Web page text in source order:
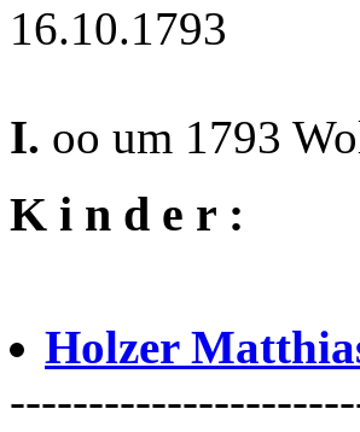
16.10.1793
I. oo um 1793
K i n d e r :
Holzer